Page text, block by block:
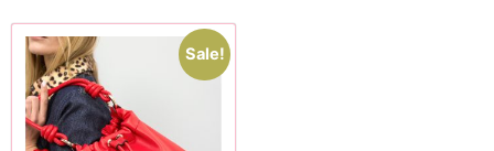
Sale!